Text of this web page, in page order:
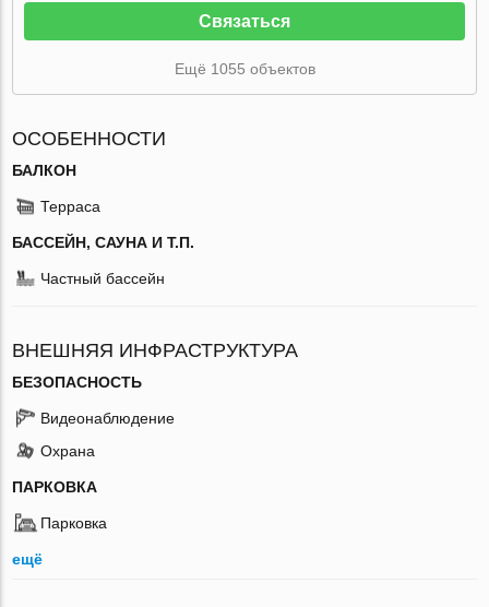
Связаться
Ещё 1055 объектов
ОСОБЕННОСТИ
БАЛКОН
Терраса
БАССЕЙН, САУНА И Т.П.
Частный бассейн
ВНЕШНЯЯ ИНФРАСТРУКТУРА
БЕЗОПАСНОСТЬ
Видеонаблюдение
Охрана
ПАРКОВКА
Парковка
ещё